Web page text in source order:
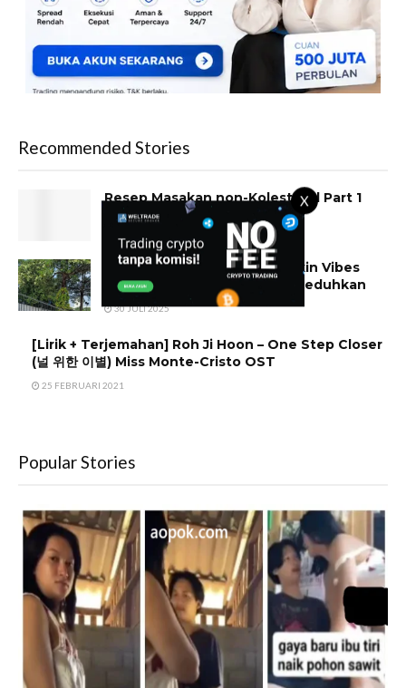
X
Recommended Stories
Resep Masakan non-Kolesterol Part 1
22 OKTOBER 2014
NGAOS Spesial Palestina, Bikin Vibes
Lapangan Banteng Kian Meneduhkan
30 JULI 2025
[Lirik + Terjemahan] Roh Ji Hoon – One Step Closer
(널 위한 이별) Miss Monte-Cristo OST
25 FEBRUARI 2021
Popular Stories